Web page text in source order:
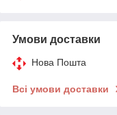
Умови доставки
Нова Пошта
Всі умови доставки